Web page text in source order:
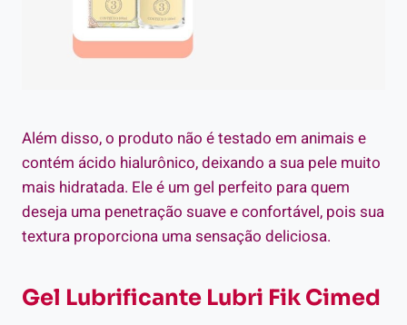
Além disso, o produto não é testado em animais e
contém ácido hialurônico, deixando a sua pele muito
mais hidratada. Ele é um gel perfeito para quem
deseja uma penetração suave e confortável, pois sua
textura proporciona uma sensação deliciosa.
Gel Lubrificante Lubri Fik Cimed